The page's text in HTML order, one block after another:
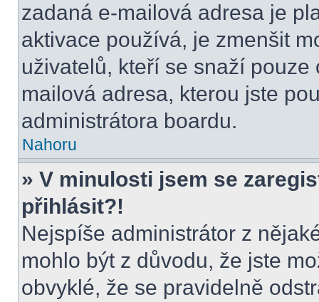
zadaná e-mailová adresa je
aktivace používá, je zmenšit
uživatelů, kteří se snaží
mailová adresa, kterou jste
administrátora boardu.
Nahoru
» V minulosti jsem se
přihlásit?!
Nejspíše administrátor z
mohlo být z důvodu, že jste
obvyklé, že se pravidelně